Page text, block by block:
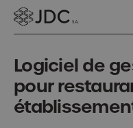
Logiciel de
pour